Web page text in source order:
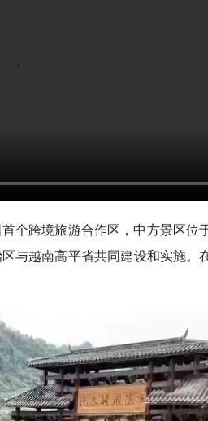
个跨境旅游合作区，中方景区位
与越南高平省共同建设和实施。